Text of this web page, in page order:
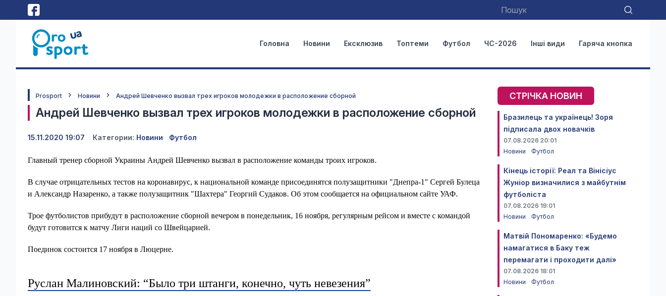
Головна Новини Ексклюзив Топтеми Футбол ЧС-2026 Інші види Гаряча кнопка
Prosport Новини Андрей Шевченко вызвал трех игроков молодежки в расположение сборной
Андрей Шевченко вызвал трех игроков молодежки в расположение сборной
15.11.2020 19:07 Категории: Новини Футбол
Главный тренер сборной Украины Андрей Шевченко вызвал в расположение команды троих игроков.
В случае отрицательных тестов на коронавирус, к национальной команде присоединятся полузащитники "Днепра-1" Сергей Булеца
и Александр Назаренко, а также полузащитник "Шахтера" Георгий Судаков. Об этом сообщается на официальном сайте УАФ.
Трое футболистов прибудут в расположение сборной вечером в понедельник, 16 ноября, регулярным рейсом и вместе с командой
будут готовится к матчу Лиги наций со Швейцарией.
Поединок состоится 17 ноября в Люцерне.
Руслан Малиновский: “Было три штанги, конечно, чуть невезения”
СТРІЧКА НОВИН
Бразилець та українець! Зоря
підписала двох новачків
07.08.2026 20:01
Новини
Футбол
Кінець історії: Реал та Вінісіус
Жуніор визначилися з майбутнім
футболіста
07.08.2026 19:01
Новини
Футбол
Матвій Пономаренко: «Будемо
намагатися в Баку теж
перемагати і проходити далі»
07.08.2026 18:01
Новини
Футбол